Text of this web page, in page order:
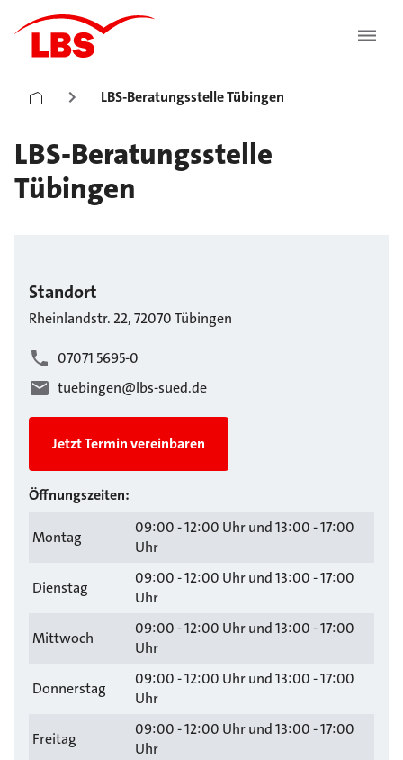
LBS-Beratungsstelle Tübingen
LBS-Beratungsstelle
Tübingen
Standort
Rheinlandstr. 22,72070Tübingen
07071 5695-0
tuebingen@lbs-sued.de
Jetzt Termin vereinbaren
Öffnungszeiten:
Montag
09:00 - 12:00 Uhr und 13:00 - 17:00
Uhr
Dienstag
09:00 - 12:00 Uhr und 13:00 - 17:00
Uhr
Mittwoch
09:00 - 12:00 Uhr und 13:00 - 17:00
Uhr
Donnerstag
09:00 - 12:00 Uhr und 13:00 - 17:00
Uhr
Freitag
09:00 - 12:00 Uhr und 13:00 - 17:00
Uhr